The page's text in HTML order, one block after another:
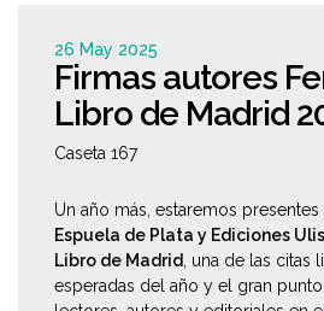
26 May 2025
Firmas autores
Libro de Madrid
Caseta 167
Un año más, estaremos presentes
Espuela de Plata y Ediciones
Libro de Madrid
, una de las citas
esperadas del año y el gran